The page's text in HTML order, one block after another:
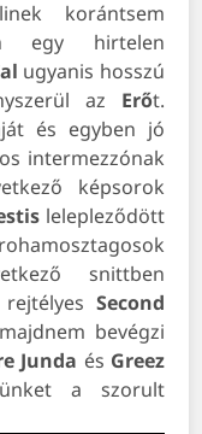
korántsem
egy hirtelen
ugyanis hosszú
az Erőt.
és egyben jó
intermezzónak
képsorok
lelepleződött
snittben
Second
bevégzi
Junda és Greez
a szorult